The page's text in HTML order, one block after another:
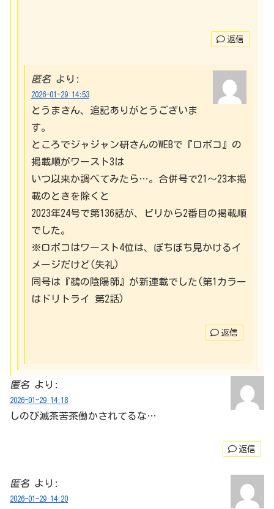
返信
匿名 より:
2026-01-29 14:53
とうまさん、追記ありがとうございま
す。
ところでジャジャン研さんのWEBで『ロボコ』の
掲載順がワースト3は
いつ以来か調べてみたら…。合併号で21～23本掲
載のときを除くと
2023年24号で第136話が、ビリから2番目の掲載順
でした。
※ロボコはワースト4位は、ぼちぼち見かけるイ
メージだけど(失礼)
同号は『鵺の陰陽師』が新連載でした(第1カラー
はドリトライ 第2話)
返信
匿名 より:
2026-01-29 14:18
しのび滅茶苦茶働かされてるな…
返信
匿名 より:
2026-01-29 14:20